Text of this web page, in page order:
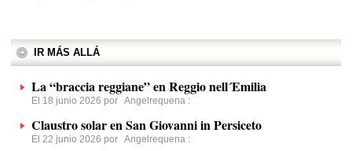
IR MÁS ALLÁ
La “braccia reggiane” en Reggio nell´Emilia
El 18 junio 2026 por Angelrequena :
Claustro solar en San Giovanni in Persiceto
El 22 junio 2026 por Angelrequena :